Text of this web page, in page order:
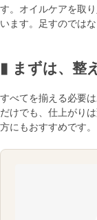
す。オイルケアを取
います。足すのでは
▮ まずは、整
すべてを揃える必要
だけでも、仕上がり
方にもおすすめです。